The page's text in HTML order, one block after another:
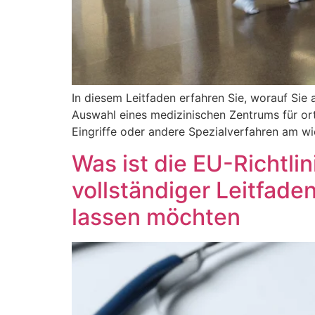
In diesem Leitfaden erfahren Sie, worauf
Auswahl eines medizinischen Zentrums für
Eingriffe oder andere Spezialverfahren am
Was ist die EU-
vollständiger
lassen möchten